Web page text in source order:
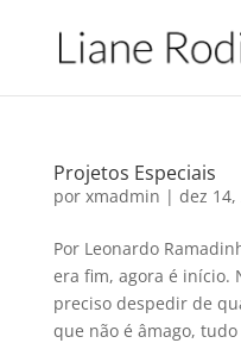
Projetos Especiais
por xmadmin | dez 14,
Por Leonardo
era fim, agora é início.
preciso despedir de
que não é âmago,